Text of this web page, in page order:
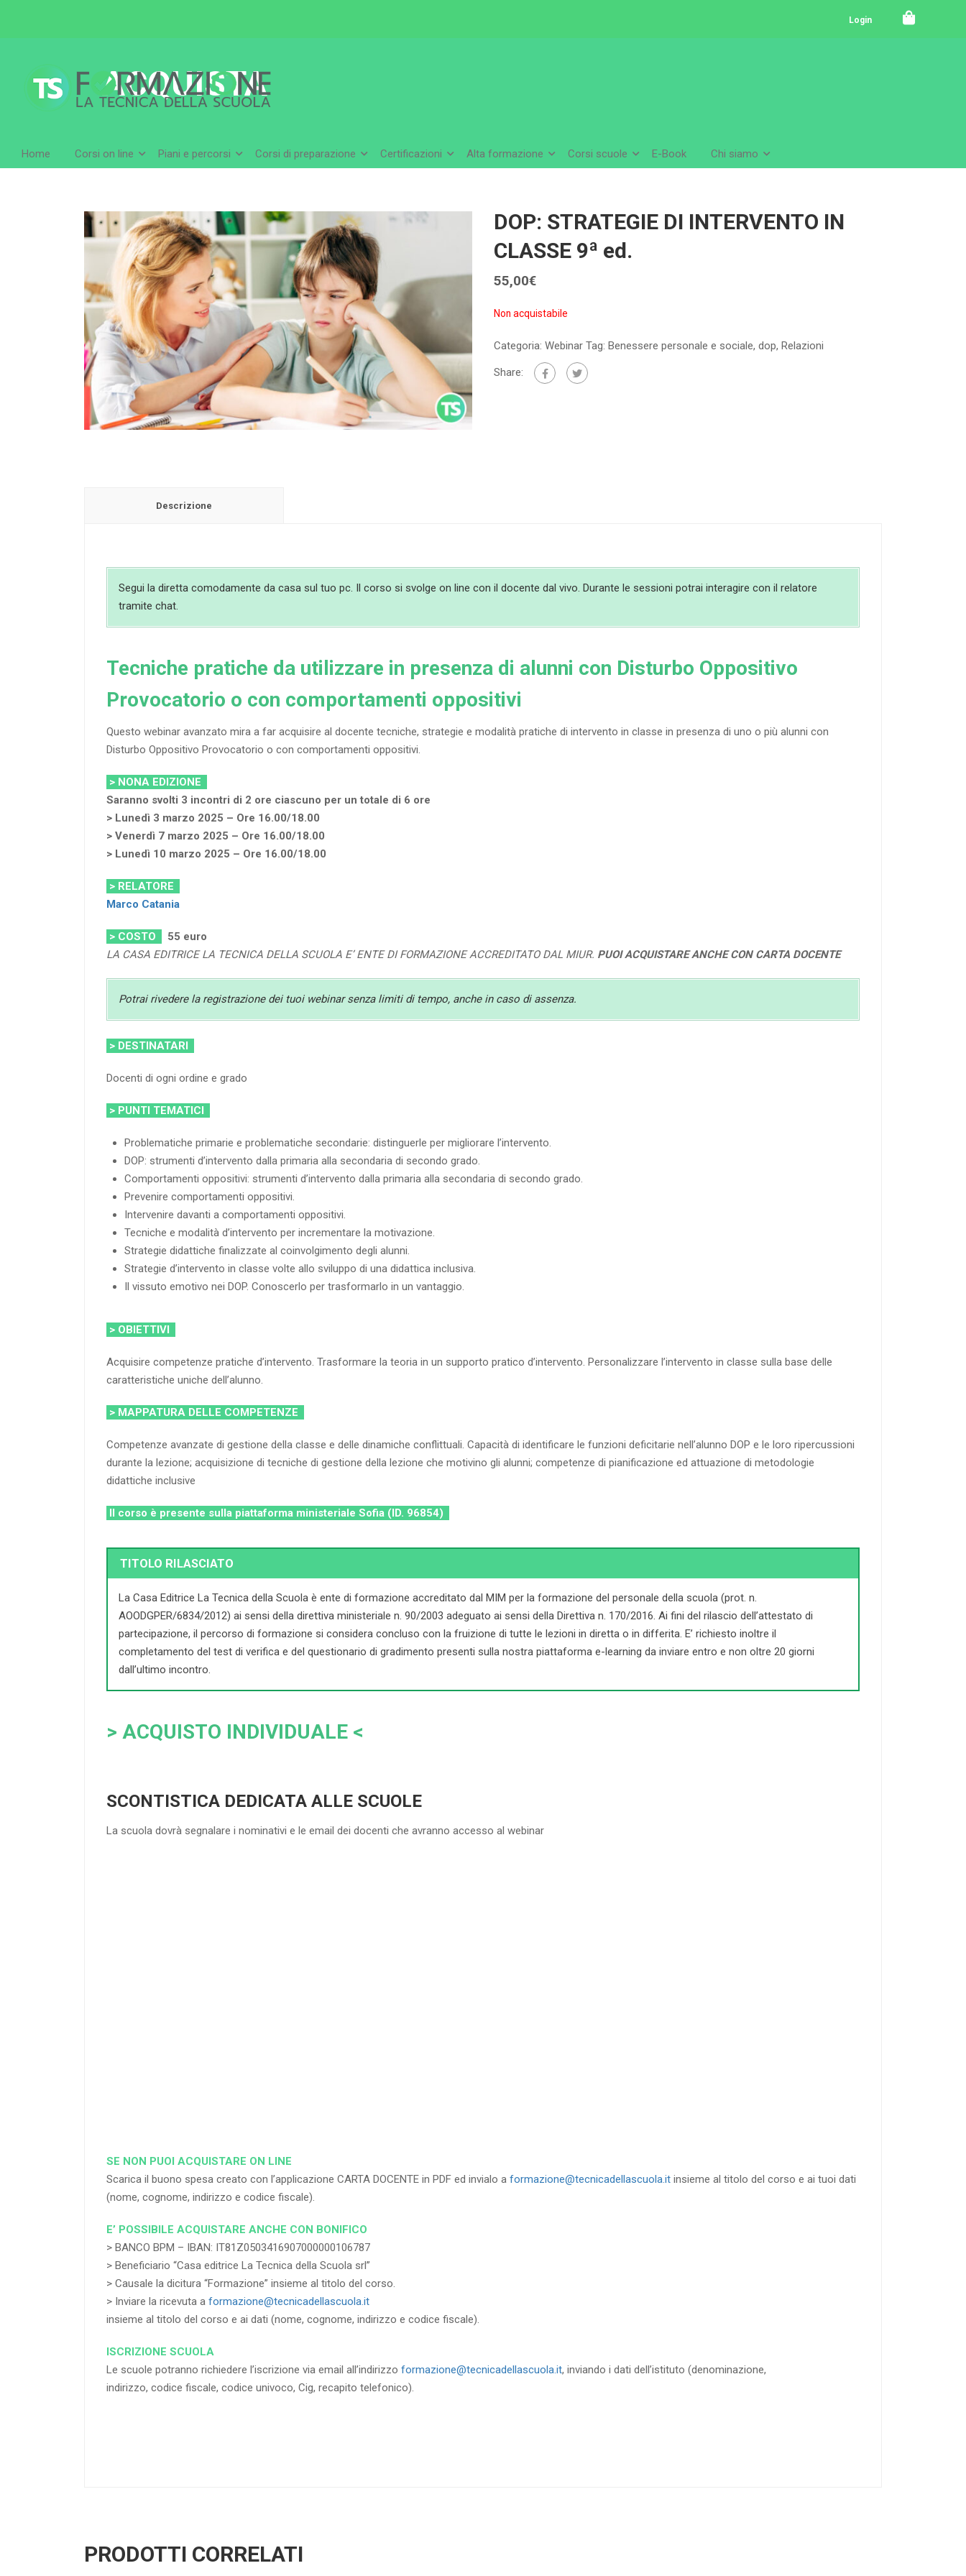
Login
Home Corsi on line Piani e percorsi Corsi di preparazione Certificazioni Alta formazione Corsi scuole E-Book Chi siamo
ACQUISTA
DOP: STRATEGIE DI INTERVENTO IN
CLASSE 9ª ed.
55,00€
Non acquistabile
Categoria: Webinar Tag: Benessere personale e sociale, dop, Relazioni
Share:
Descrizione
Segui la diretta comodamente da casa sul tuo pc. Il corso si svolge on line con il docente dal vivo. Durante le sessioni potrai interagire con il relatore
tramite chat.
Tecniche pratiche da utilizzare in presenza di alunni con Disturbo Oppositivo
Provocatorio o con comportamenti oppositivi
Questo webinar avanzato mira a far acquisire al docente tecniche, strategie e modalità pratiche di intervento in classe in presenza di uno o più alunni con
Disturbo Oppositivo Provocatorio o con comportamenti oppositivi.
> NONA EDIZIONE
Saranno svolti 3 incontri di 2 ore ciascuno per un totale di 6 ore
> Lunedì 3 marzo 2025 – Ore 16.00/18.00
> Venerdì 7 marzo 2025 – Ore 16.00/18.00
> Lunedì 10 marzo 2025 – Ore 16.00/18.00
> RELATORE
Marco Catania
> COSTO
55 euro
LA CASA EDITRICE LA TECNICA DELLA SCUOLA E’ ENTE DI FORMAZIONE ACCREDITATO DAL MIUR. PUOI ACQUISTARE ANCHE CON CARTA DOCENTE
Potrai rivedere la registrazione dei tuoi webinar senza limiti di tempo, anche in caso di assenza.
> DESTINATARI
Docenti di ogni ordine e grado
> PUNTI TEMATICI
Problematiche primarie e problematiche secondarie: distinguerle per migliorare l’intervento.
DOP: strumenti d’intervento dalla primaria alla secondaria di secondo grado.
Comportamenti oppositivi: strumenti d’intervento dalla primaria alla secondaria di secondo grado.
Prevenire comportamenti oppositivi.
Intervenire davanti a comportamenti oppositivi.
Tecniche e modalità d’intervento per incrementare la motivazione.
Strategie didattiche finalizzate al coinvolgimento degli alunni.
Strategie d’intervento in classe volte allo sviluppo di una didattica inclusiva.
Il vissuto emotivo nei DOP. Conoscerlo per trasformarlo in un vantaggio.
> OBIETTIVI
Acquisire competenze pratiche d’intervento. Trasformare la teoria in un supporto pratico d’intervento. Personalizzare l’intervento in classe sulla base delle
caratteristiche uniche dell’alunno.
> MAPPATURA DELLE COMPETENZE
Competenze avanzate di gestione della classe e delle dinamiche conflittuali. Capacità di identificare le funzioni deficitarie nell’alunno DOP e le loro ripercussioni
durante la lezione; acquisizione di tecniche di gestione della lezione che motivino gli alunni; competenze di pianificazione ed attuazione di metodologie
didattiche inclusive
Il corso è presente sulla piattaforma ministeriale Sofia (ID. 96854)
TITOLO RILASCIATO
La Casa Editrice La Tecnica della Scuola è ente di formazione accreditato dal MIM per la formazione del personale della scuola (prot. n.
AOODGPER/6834/2012) ai sensi della direttiva ministeriale n. 90/2003 adeguato ai sensi della Direttiva n. 170/2016. Ai fini del rilascio dell’attestato di
partecipazione, il percorso di formazione si considera concluso con la fruizione di tutte le lezioni in diretta o in differita. E’ richiesto inoltre il
completamento del test di verifica e del questionario di gradimento presenti sulla nostra piattaforma e-learning da inviare entro e non oltre 20 giorni
dall’ultimo incontro.
> ACQUISTO INDIVIDUALE <
SCONTISTICA DEDICATA ALLE SCUOLE
La scuola dovrà segnalare i nominativi e le email dei docenti che avranno accesso al webinar
SE NON PUOI ACQUISTARE ON LINE
Scarica il buono spesa creato con l’applicazione CARTA DOCENTE in PDF ed invialo a formazione@tecnicadellascuola.it insieme al titolo del corso e ai tuoi dati
(nome, cognome, indirizzo e codice fiscale).
E’ POSSIBILE ACQUISTARE ANCHE CON BONIFICO
> BANCO BPM – IBAN: IT81Z0503416907000000106787
> Beneficiario “Casa editrice La Tecnica della Scuola srl”
> Causale la dicitura “Formazione” insieme al titolo del corso.
> Inviare la ricevuta a formazione@tecnicadellascuola.it
insieme al titolo del corso e ai dati (nome, cognome, indirizzo e codice fiscale).
ISCRIZIONE SCUOLA
Le scuole potranno richiedere l’iscrizione via email all’indirizzo formazione@tecnicadellascuola.it, inviando i dati dell’istituto (denominazione,
indirizzo, codice fiscale, codice univoco, Cig, recapito telefonico).
PRODOTTI CORRELATI